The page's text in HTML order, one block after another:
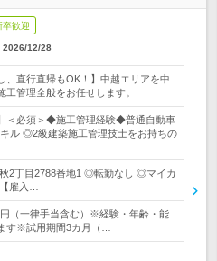
卒歓迎
2026/12/28
、直行直帰もOK！】中越エリアを中
管理全般をお任せします。
＜必須＞◆施工管理経験◆普通自動車
ル ◎2級建築施工管理技士をお持ちの
2丁目2788番地1 ◎転勤なし ◎マイカ
雇入…
（一律手当含む）※経験・年齢・能
す※試用期間3カ月（…